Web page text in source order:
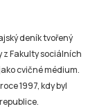
deník tvořený
Fakulty sociálních
cvičné médium.
1997, kdy byl